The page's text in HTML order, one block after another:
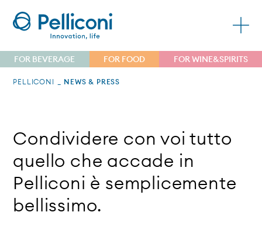
FOR BEVERAGE FOR FOOD FOR WINE&SPIRITS
PELLICONI NEWS & PRESS
Condividere con voi tutto
quello che accade in
Pelliconi è semplicemente
bellissimo.